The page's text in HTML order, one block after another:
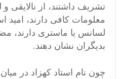
تشریف داشتند، از نالایقی
معلومات کافی دارند، امید
لسانس یا ماستری دارند،
بدیگران نشان دهند.
چون نام استاد کهزاد در میان